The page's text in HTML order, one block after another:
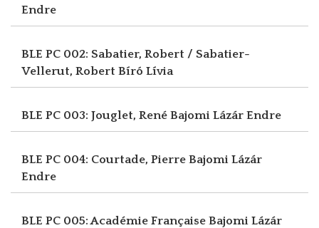
Endre
BLE PC 002: Sabatier, Robert / Sabatier-
Vellerut, Robert Bíró Lívia
BLE PC 003: Jouglet, René Bajomi Lázár Endre
BLE PC 004: Courtade, Pierre Bajomi Lázár
Endre
BLE PC 005: Académie Française Bajomi Lázár